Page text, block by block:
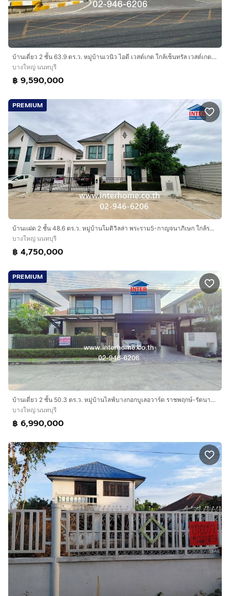
บ้านเดี่ยว 2 ชั้น 63.9 ตร.ว. หมู่บ้านเวนิว ไอดี เวสต์เกต ใกล้เซ็นทรัล เวสต์เกต ซอยคลองถนน ถนนกาญจนาภิเษก ถนนคลองถนน บางใหญ่ นนทบุรี
บางใหญ่ นนทบุรี
฿ 9,590,000
PREMIUM
บ้านเเฝด 2 ชั้น 48.6 ตร.ว. หมู่บ้านโมดิวิลล่า พระราม5-กาญจนาภิเษก ใกล้รถไฟฟ้าสายสีม่วง สถานีตลาดบางใหญ่ ซอยวัดพระเงิน ซอยกันตนา บางใหญ่
บางใหญ่ นนทบุรี
฿ 4,750,000
PREMIUM
บ้านเดี่ยว 2 ชั้น 50.3 ตร.ว. หมู่บ้านไลฟ์บางกอกบูเลอวาร์ด ราชพฤกษ์-รัตนาธิเบศร์ ใกล้โฮมโปรชัยพฤกษ์ ถนนราชพฤกษ์ ถนนรัตนาธิเบศร์ บางใหญ่
บางใหญ่ นนทบุรี
฿ 6,990,000